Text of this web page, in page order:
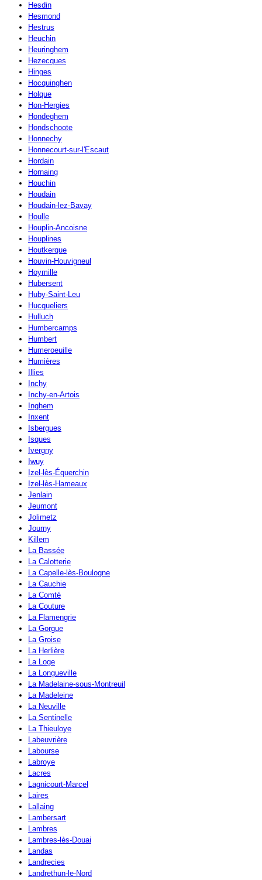
Hesdin
Hesmond
Hestrus
Heuchin
Heuringhem
Hezecques
Hinges
Hocquinghen
Holque
Hon-Hergies
Hondeghem
Hondschoote
Honnechy
Honnecourt-sur-l'Escaut
Hordain
Hornaing
Houchin
Houdain
Houdain-lez-Bavay
Houlle
Houplin-Ancoisne
Houplines
Houtkerque
Houvin-Houvigneul
Hoymille
Hubersent
Huby-Saint-Leu
Hucqueliers
Hulluch
Humbercamps
Humbert
Humeroeuille
Humières
Illies
Inchy
Inchy-en-Artois
Inghem
Inxent
Isbergues
Isques
Ivergny
Iwuy
Izel-lès-Équerchin
Izel-lès-Hameaux
Jenlain
Jeumont
Jolimetz
Journy
Killem
La Bassée
La Calotterie
La Capelle-lès-Boulogne
La Cauchie
La Comté
La Couture
La Flamengrie
La Gorgue
La Groise
La Herlière
La Loge
La Longueville
La Madelaine-sous-Montreuil
La Madeleine
La Neuville
La Sentinelle
La Thieuloye
Labeuvrière
Labourse
Labroye
Lacres
Lagnicourt-Marcel
Laires
Lallaing
Lambersart
Lambres
Lambres-lès-Douai
Landas
Landrecies
Landrethun-le-Nord